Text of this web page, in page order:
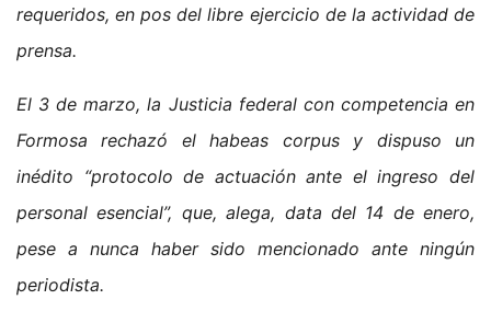
requeridos, en pos del libre ejercicio de la actividad de
prensa.
El 3 de marzo, la Justicia federal con competencia en
Formosa rechazó el habeas corpus y dispuso un
inédito “protocolo de actuación ante el ingreso del
personal esencial”, que, alega, data del 14 de enero,
pese a nunca haber sido mencionado ante ningún
periodista.